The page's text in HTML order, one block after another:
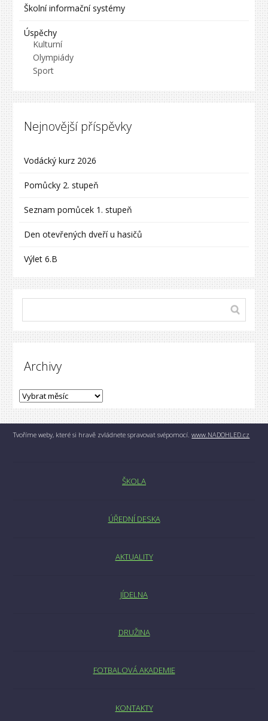
Školní informační systémy
Úspěchy
Kulturní
Olympiády
Sport
Nejnovější příspěvky
Vodácký kurz 2026
Pomůcky 2. stupeň
Seznam pomůcek 1. stupeň
Den otevřených dveří u hasičů
Výlet 6.B
Archivy
Tvoříme weby, které si hravě zvládnete spravovat svépomocí.www.NADOHLED.cz
ŠKOLA
ÚŘEDNÍ DESKA
AKTUALITY
JÍDELNA
DRUŽINA
FOTBALOVÁ AKADEMIE
KONTAKTY